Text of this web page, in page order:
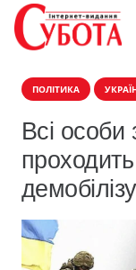
ПОЛІТИКА
Всі особи